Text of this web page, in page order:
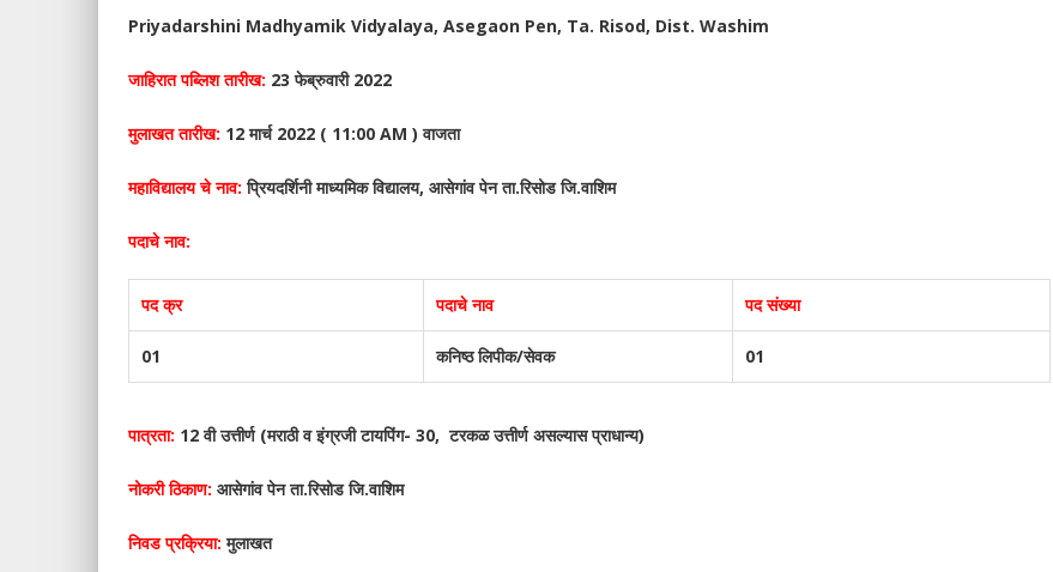
Priyadarshini Madhyamik Vidyalaya, Asegaon Pen, Ta. Risod, Dist. Washim
जाहिरात पब्लिश तारीख: 23 फेब्रुवारी 2022
मुलाखत तारीख: 12 मार्च 2022 ( 11:00 AM ) वाजता
महाविद्यालय चे नाव: प्रियदर्शिनी माध्यमिक विद्यालय, आसेगांव पेन ता.रिसोड जि.वाशिम
पदाचे नाव:
पद क्र पदाचे नाव पद संख्या
01 कनिष्ठ लिपीक/सेवक 01
पात्रता: 12 वी उत्तीर्ण (मराठी व इंग्रजी टायपिंग- 30, टरकळ उत्तीर्ण असल्यास प्राधान्य)
नोकरी ठिकाण: आसेगांव पेन ता.रिसोड जि.वाशिम
निवड प्रक्रिया: मुलाखत